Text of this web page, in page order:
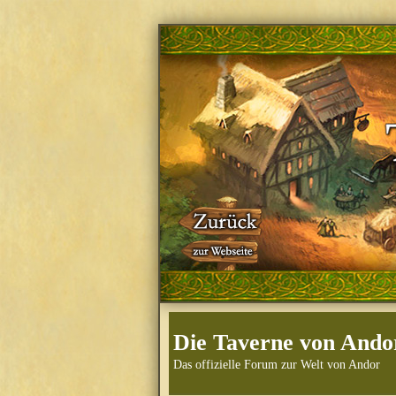
Die Taverne von
Das offizielle Forum zur Welt von Andor